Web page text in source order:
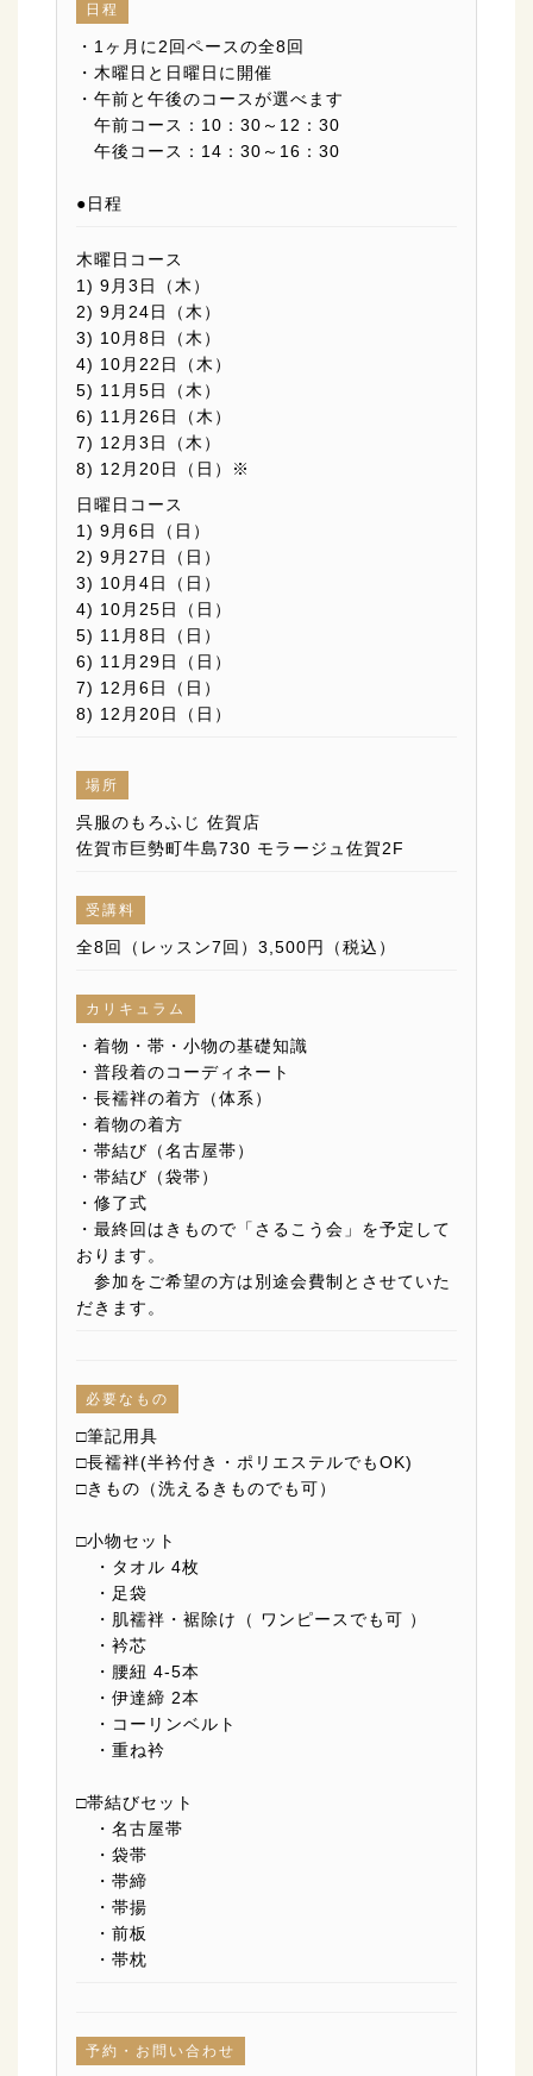
日程
・1ヶ月に2回ペースの全8回
・木曜日と日曜日に開催
・午前と午後のコースが選べます
午前コース：10：30～12：30
午後コース：14：30～16：30
●日程
木曜日コース
1) 9月3日（木）
2) 9月24日（木）
3) 10月8日（木）
4) 10月22日（木）
5) 11月5日（木）
6) 11月26日（木）
7) 12月3日（木）
8) 12月20日（日）※
日曜日コース
1) 9月6日（日）
2) 9月27日（日）
3) 10月4日（日）
4) 10月25日（日）
5) 11月8日（日）
6) 11月29日（日）
7) 12月6日（日）
8) 12月20日（日）
場所
呉服のもろふじ 佐賀店
佐賀市巨勢町牛島730 モラージュ佐賀2F
受講料
全8回（レッスン7回）3,500円（税込）
カリキュラム
・着物・帯・小物の基礎知識
・普段着のコーディネート
・長襦袢の着方（体系）
・着物の着方
・帯結び（名古屋帯）
・帯結び（袋帯）
・修了式
・最終回はきもので「さるこう会」を予定して
おります。
参加をご希望の方は別途会費制とさせていた
だきます。
必要なもの
□筆記用具
□長襦袢(半衿付き・ポリエステルでもOK)
□きもの（洗えるきものでも可）
□小物セット
・タオル 4枚
・足袋
・肌襦袢・裾除け（ ワンピースでも可 ）
・衿芯
・腰紐 4-5本
・伊達締 2本
・コーリンベルト
・重ね衿
□帯結びセット
・名古屋帯
・袋帯
・帯締
・帯揚
・前板
・帯枕
予約・お問い合わせ